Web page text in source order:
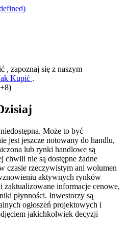
USDT
USDT jako zabezpieczenie
, zapoznaj się z naszym
Kupić .
Może to być
jest jeszcze notowany do handlu,
lub rynki handlowe są
chwili nie są dostępne żadne
czasie rzeczywistym ani wolumen
aktywnych rynków
zaktualizowane informacje cenowe,
płynności. Inwestorzy są
ogłoszeń projektowych i
jakichkolwiek decyzji